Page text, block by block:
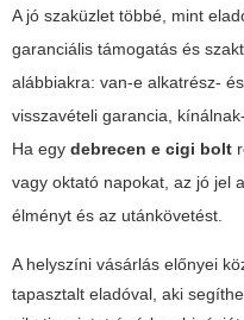
A jó szaküzlet többé, mint
garanciális támogatás és
alábbiakra: van-e alkatrész-
visszavételi garancia,
Ha egy debrecen e cigi bolt
vagy oktató napokat, az jó jel
élményt és az utánkövetést.
A helyszíni vásárlás előnyei
tapasztalt eladóval, aki